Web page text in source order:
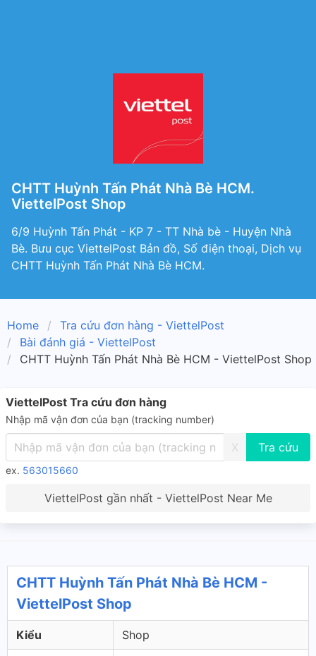
CHTT Huỳnh Tấn Phát Nhà Bè HCM.
ViettelPost Shop
6/9 Huỳnh Tấn Phát - KP 7 - TT Nhà bè - Huyện Nhà
Bè. Bưu cục ViettelPost Bản đồ, Số điện thoại, Dịch vụ
CHTT Huỳnh Tấn Phát Nhà Bè HCM.
Home
Tra cứu đơn hàng - ViettelPost
Bài đánh giá - ViettelPost
CHTT Huỳnh Tấn Phát Nhà Bè HCM - ViettelPost Shop
ViettelPost Tra cứu đơn hàng
Nhập mã vận đơn của bạn (tracking number)
X
ex. 563015660
ViettelPost gần nhất - ViettelPost Near Me
CHTT Huỳnh Tấn Phát Nhà Bè HCM -
ViettelPost Shop
Kiểu Shop